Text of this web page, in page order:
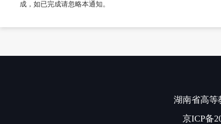
成，如已完成请忽略本通知。
湖南省高等
京ICP备